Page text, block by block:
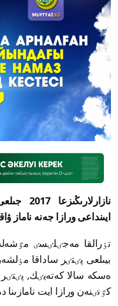
ايىنداعى ورازا جەنە ناماز
تٶرالقا مەجٸلٸسٸ
ەسكە سالا كەتەيٸك, پٸتٸر
كٷنٸنەن ورازا ايت